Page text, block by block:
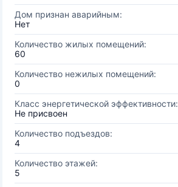
Дом признан аварийным:
Нет
Количество жилых помещений:
60
Количество нежилых помещений:
0
Класс энергетической эффективности:
Не присвоен
Количество подъездов:
4
Количество этажей:
5